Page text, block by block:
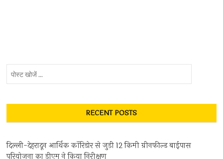
RECENT POSTS
दिल्ली-देहरादून आर्थिक कॉरिडोर से जुड़ी 12 किमी ग्रीनफील्ड बाईपास